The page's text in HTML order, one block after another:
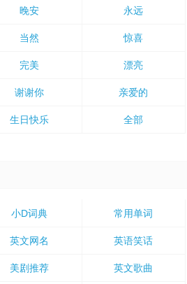
晚安 永远
当然 惊喜
完美 漂亮
谢谢你 亲爱的
生日快乐 全部
小D词典 常用单词
英文网名 英语笑话
美剧推荐 英文歌曲